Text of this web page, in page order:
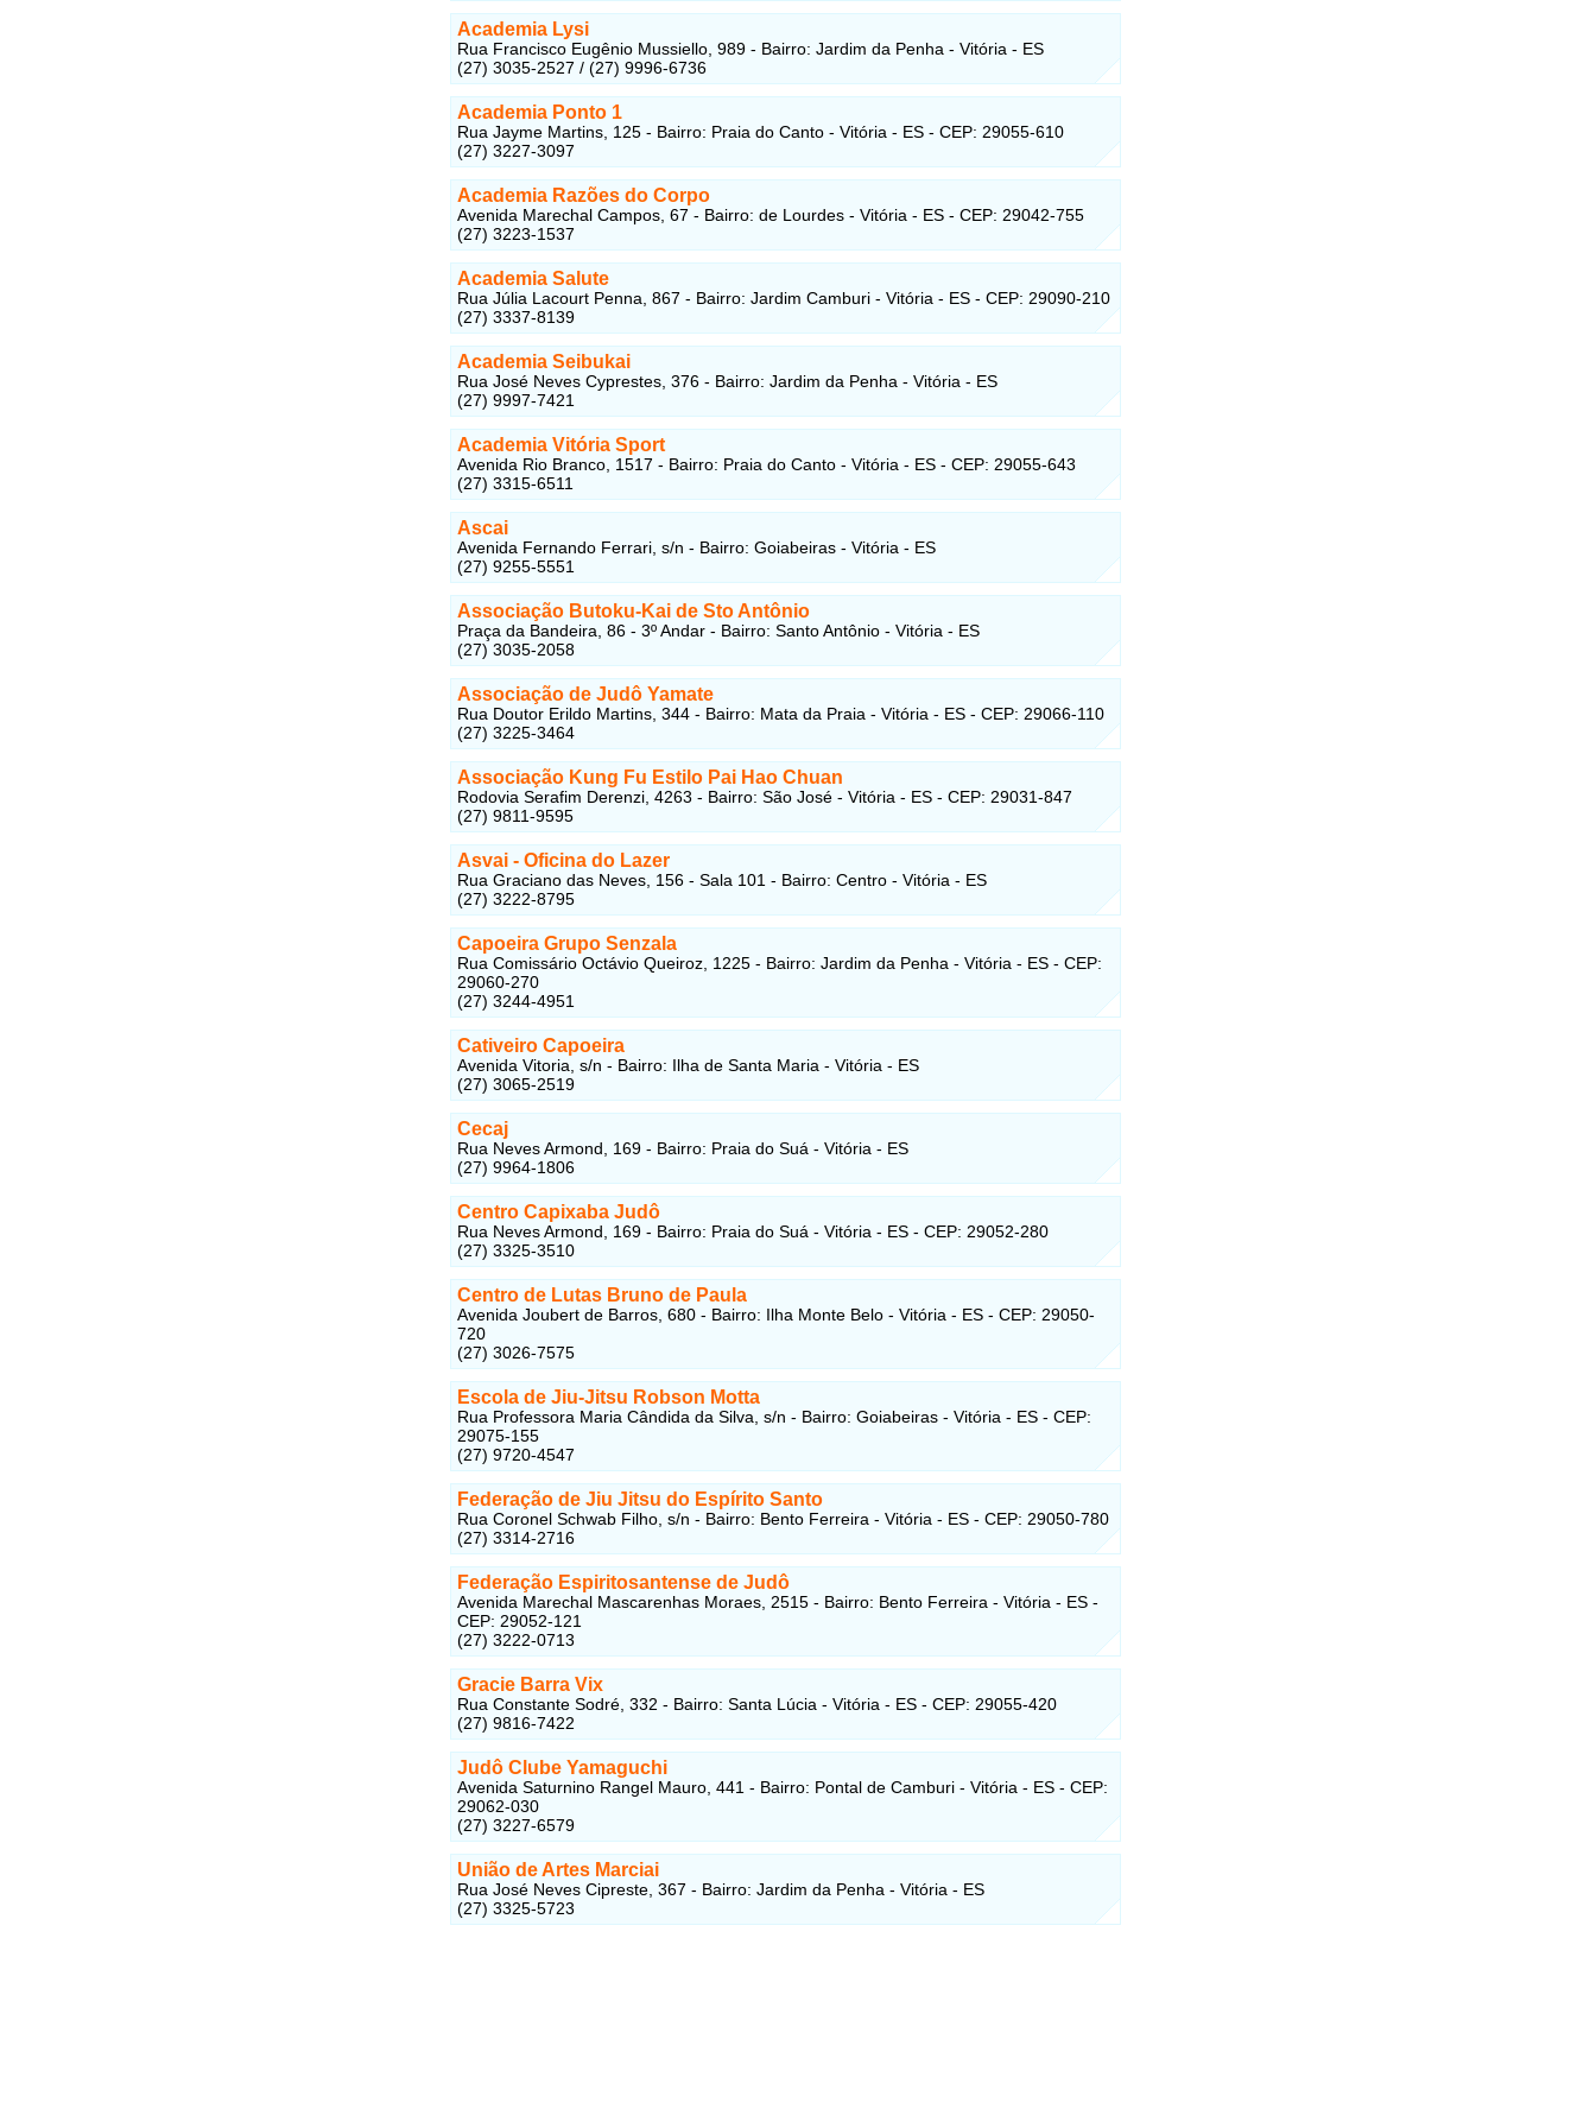
Academia Lysi
Rua Francisco Eugênio Mussiello, 989 - Bairro: Jardim da Penha - Vitória - ES
(27) 3035-2527 / (27) 9996-6736
Academia Ponto 1
Rua Jayme Martins, 125 - Bairro: Praia do Canto - Vitória - ES - CEP: 29055-610
(27) 3227-3097
Academia Razões do Corpo
Avenida Marechal Campos, 67 - Bairro: de Lourdes - Vitória - ES - CEP: 29042-755
(27) 3223-1537
Academia Salute
Rua Júlia Lacourt Penna, 867 - Bairro: Jardim Camburi - Vitória - ES - CEP: 29090-210
(27) 3337-8139
Academia Seibukai
Rua José Neves Cyprestes, 376 - Bairro: Jardim da Penha - Vitória - ES
(27) 9997-7421
Academia Vitória Sport
Avenida Rio Branco, 1517 - Bairro: Praia do Canto - Vitória - ES - CEP: 29055-643
(27) 3315-6511
Ascai
Avenida Fernando Ferrari, s/n - Bairro: Goiabeiras - Vitória - ES
(27) 9255-5551
Associação Butoku-Kai de Sto Antônio
Praça da Bandeira, 86 - 3º Andar - Bairro: Santo Antônio - Vitória - ES
(27) 3035-2058
Associação de Judô Yamate
Rua Doutor Erildo Martins, 344 - Bairro: Mata da Praia - Vitória - ES - CEP: 29066-110
(27) 3225-3464
Associação Kung Fu Estilo Pai Hao Chuan
Rodovia Serafim Derenzi, 4263 - Bairro: São José - Vitória - ES - CEP: 29031-847
(27) 9811-9595
Asvai - Oficina do Lazer
Rua Graciano das Neves, 156 - Sala 101 - Bairro: Centro - Vitória - ES
(27) 3222-8795
Capoeira Grupo Senzala
Rua Comissário Octávio Queiroz, 1225 - Bairro: Jardim da Penha - Vitória - ES - CEP:
29060-270
(27) 3244-4951
Cativeiro Capoeira
Avenida Vitoria, s/n - Bairro: Ilha de Santa Maria - Vitória - ES
(27) 3065-2519
Cecaj
Rua Neves Armond, 169 - Bairro: Praia do Suá - Vitória - ES
(27) 9964-1806
Centro Capixaba Judô
Rua Neves Armond, 169 - Bairro: Praia do Suá - Vitória - ES - CEP: 29052-280
(27) 3325-3510
Centro de Lutas Bruno de Paula
Avenida Joubert de Barros, 680 - Bairro: Ilha Monte Belo - Vitória - ES - CEP: 29050-
720
(27) 3026-7575
Escola de Jiu-Jitsu Robson Motta
Rua Professora Maria Cândida da Silva, s/n - Bairro: Goiabeiras - Vitória - ES - CEP:
29075-155
(27) 9720-4547
Federação de Jiu Jitsu do Espírito Santo
Rua Coronel Schwab Filho, s/n - Bairro: Bento Ferreira - Vitória - ES - CEP: 29050-780
(27) 3314-2716
Federação Espiritosantense de Judô
Avenida Marechal Mascarenhas Moraes, 2515 - Bairro: Bento Ferreira - Vitória - ES -
CEP: 29052-121
(27) 3222-0713
Gracie Barra Vix
Rua Constante Sodré, 332 - Bairro: Santa Lúcia - Vitória - ES - CEP: 29055-420
(27) 9816-7422
Judô Clube Yamaguchi
Avenida Saturnino Rangel Mauro, 441 - Bairro: Pontal de Camburi - Vitória - ES - CEP:
29062-030
(27) 3227-6579
União de Artes Marciai
Rua José Neves Cipreste, 367 - Bairro: Jardim da Penha - Vitória - ES
(27) 3325-5723